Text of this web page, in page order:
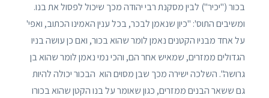
בכור ("יכיר") לבין מסקנת רבי יהודה מכך שיכול לפסול את בנו.
ומשיבים התוס': "כיון שנאמן לבכר, בכל ענין האמינו הכתוב, ואפי'
על אחד מבניו הקטנים נאמן לומר שהוא בכור, ואם כן עושה בניו
הגדולים ממזרים, שמאיש אחר הם, והכי נמי נאמן לומר שהוא בן
גרושה". השלכה ישירה מכך שבן מסוים הוא הבכור יכולה להיות
גם ששאר הבנים ממזרים, כגון שאומר על בנו הקטן שהוא בכורו